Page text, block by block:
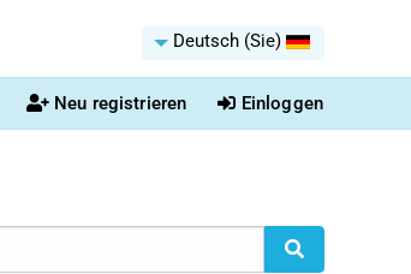
Deutsch (Sie)
Neu registrieren Einloggen